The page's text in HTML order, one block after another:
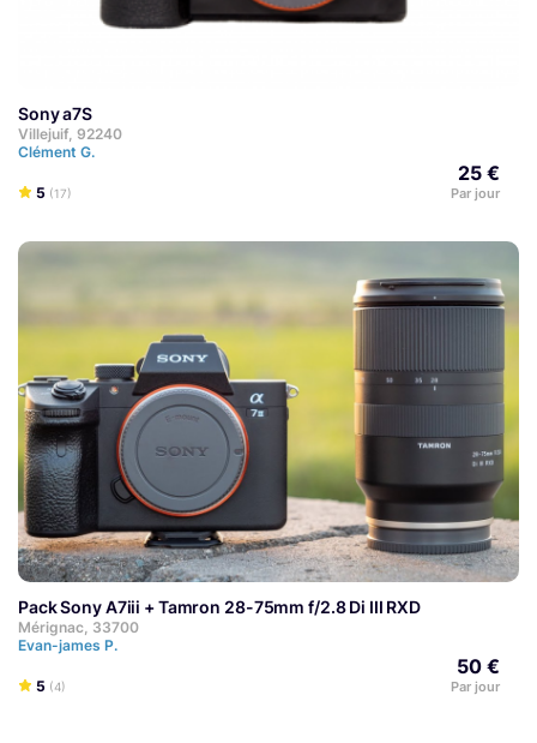
Sony a7S
Villejuif, 92240
Clément G.
5 (17)
25 €
Par jour
Pack Sony A7iii + Tamron 28-75mm f/2.8 Di III RXD
Mérignac, 33700
Evan-james P.
5 (4)
50 €
Par jour